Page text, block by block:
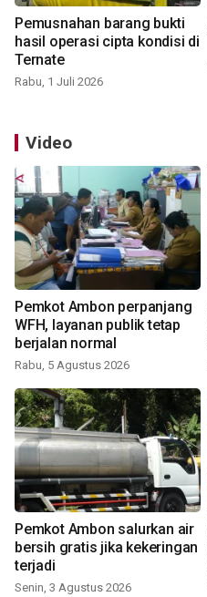
Pemusnahan barang bukti
hasil operasi cipta kondisi di
Ternate
Rabu, 1 Juli 2026
Video
Pemkot Ambon perpanjang
WFH, layanan publik tetap
berjalan normal
Rabu, 5 Agustus 2026
Pemkot Ambon salurkan air
bersih gratis jika kekeringan
terjadi
Senin, 3 Agustus 2026